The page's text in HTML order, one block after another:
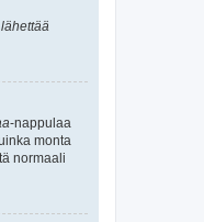
-nappulaa
monta
normaali